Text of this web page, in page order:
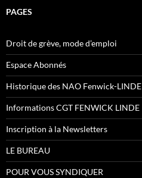
PAGES
Droit de grève, mode d’emploi
Espace Abonnés
Historique des NAO Fenwick-LINDE
Informations CGT FENWICK LINDE
Inscription à la Newsletters
LE BUREAU
POUR VOUS SYNDIQUER